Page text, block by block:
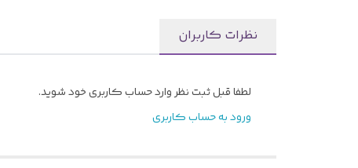
نظرات کاربران
لطفا قبل ثبت نظر وارد حساب کاربری خود شوید.
ورود به حساب کاربری